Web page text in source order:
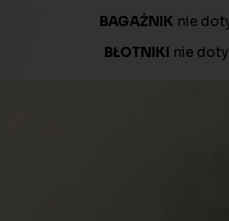
BAGAŻNIK nie
BŁOTNIKI nie